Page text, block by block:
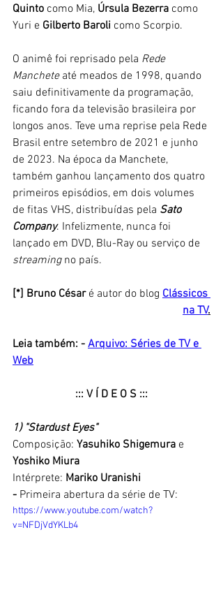
Quinto como Mia, Úrsula Bezerra como
Yuri e Gilberto Baroli como Scorpio.
O animê foi reprisado pela Rede
Manchete até meados de 1998, quando
saiu definitivamente da programação,
ficando fora da televisão brasileira por
longos anos. Teve uma reprise pela Rede
Brasil entre setembro de 2021 e junho
de 2023. Na época da Manchete,
também ganhou lançamento dos quatro
primeiros episódios, em dois volumes
de fitas VHS, distribuídas pela Sato
Company. Infelizmente, nunca foi
lançado em DVD, Blu-Ray ou serviço de
streaming no país.
[*] Bruno César é autor do blog Clássicos
na TV.
Leia também: - Arquivo: Séries de TV e
Web
::: V Í D E O S :::
1) "Stardust Eyes"
Composição: Yasuhiko Shigemura e
Yoshiko Miura
Intérprete: Mariko Uranishi
- Primeira abertura da série de TV:
https://www.youtube.com/watch?
v=NFDjVdYKLb4